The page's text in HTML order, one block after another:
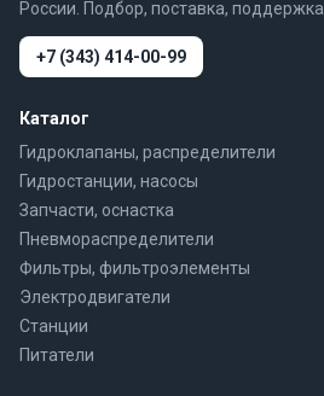
России. Подбор, поставка, поддержка.
+7 (343) 414-00-99
Каталог
Гидроклапаны, распределители
Гидростанции, насосы
Запчасти, оснастка
Пневмораспределители
Фильтры, фильтроэлементы
Электродвигатели
Станции
Питатели